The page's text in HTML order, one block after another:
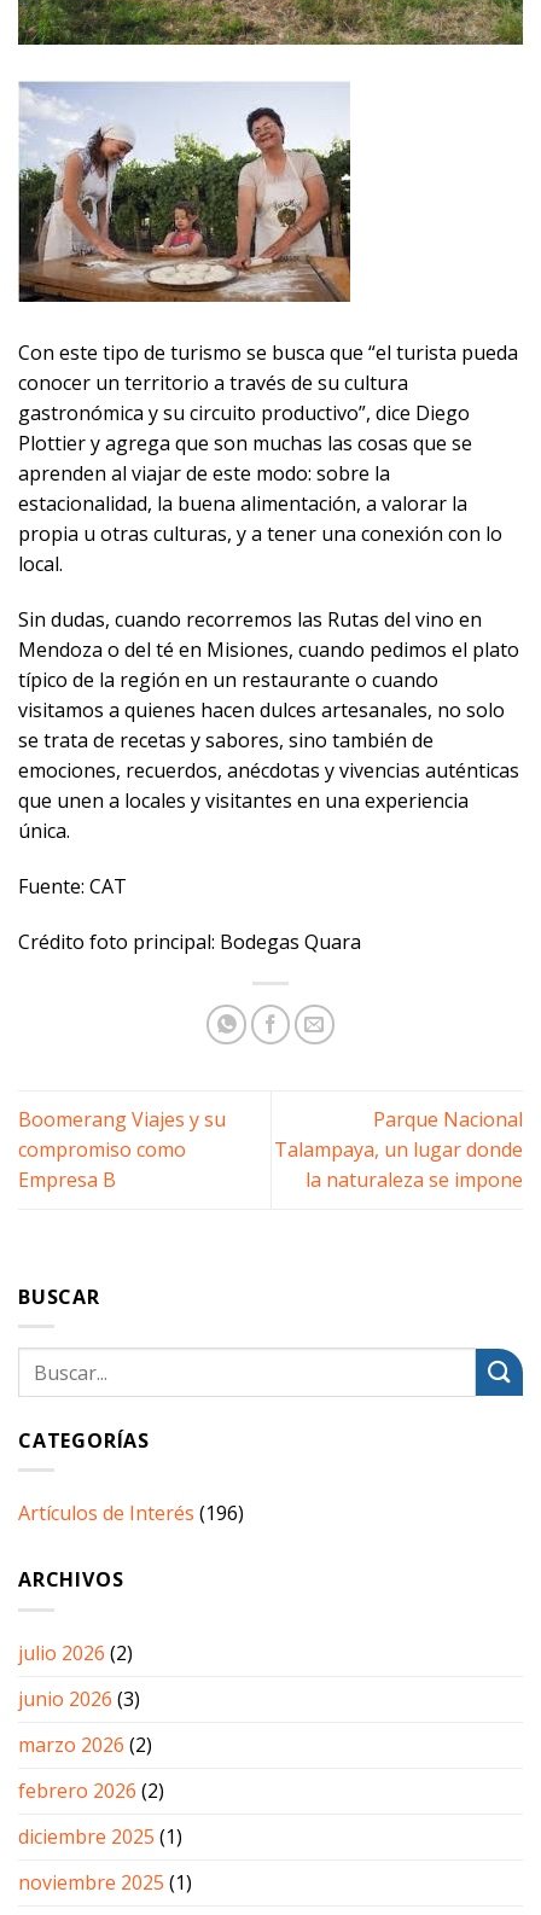
Con este tipo de turismo se busca que “el turista pueda
conocer un territorio a través de su cultura
gastronómica y su circuito productivo”, dice Diego
Plottier y agrega que son muchas las cosas que se
aprenden al viajar de este modo: sobre la
estacionalidad, la buena alimentación, a valorar la
propia u otras culturas, y a tener una conexión con lo
local.
Sin dudas, cuando recorremos las Rutas del vino en
Mendoza o del té en Misiones, cuando pedimos el plato
típico de la región en un restaurante o cuando
visitamos a quienes hacen dulces artesanales, no solo
se trata de recetas y sabores, sino también de
emociones, recuerdos, anécdotas y vivencias auténticas
que unen a locales y visitantes en una experiencia
única.
Fuente: CAT
Crédito foto principal: Bodegas Quara
Boomerang Viajes y su
compromiso como
Empresa B
Parque Nacional
Talampaya, un lugar donde
la naturaleza se impone
BUSCAR
CATEGORÍAS
Artículos de Interés (196)
ARCHIVOS
julio 2026 (2)
junio 2026 (3)
marzo 2026 (2)
febrero 2026 (2)
diciembre 2025 (1)
noviembre 2025 (1)